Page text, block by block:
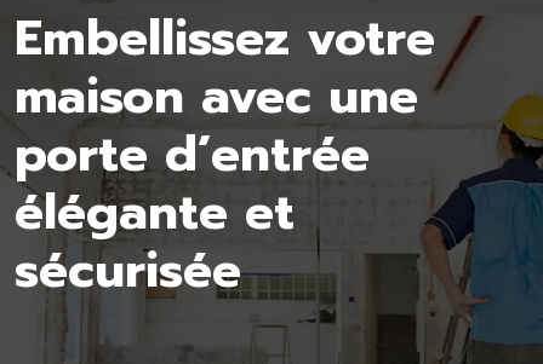
Embellissez votre
maison avec une
porte d’entrée
élégante et
sécurisée